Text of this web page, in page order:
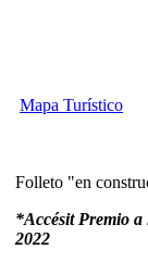
Mapa Turístico
Folleto "en
*Accésit Premio
2022